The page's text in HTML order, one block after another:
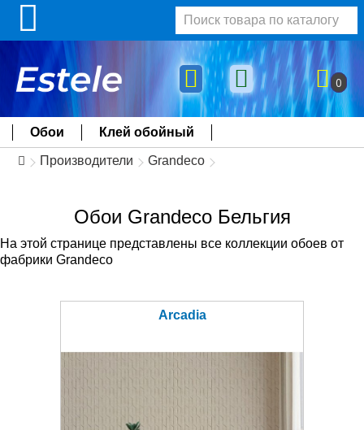
0
Обои Клей обойный
Производители Grandeco
Обои Grandeco Бельгия
На этой странице представлены все коллекции обоев от
фабрики Grandeco
Arcadia